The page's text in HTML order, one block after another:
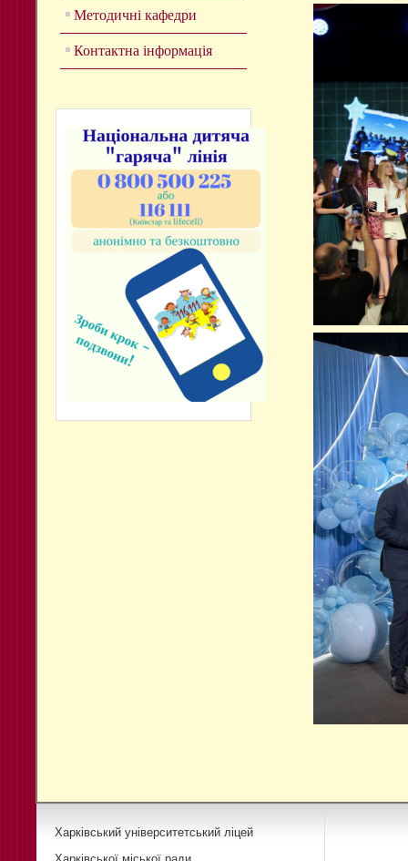
Методичні кафедри
Контактна інформація
Харківський університетський ліцей